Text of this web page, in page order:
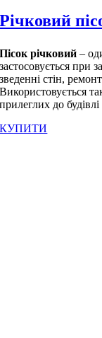
Річковий
Пісок річковий –
застосовується при
зведенні стін,
Використовується
прилеглих до будівлі
КУПИТИ